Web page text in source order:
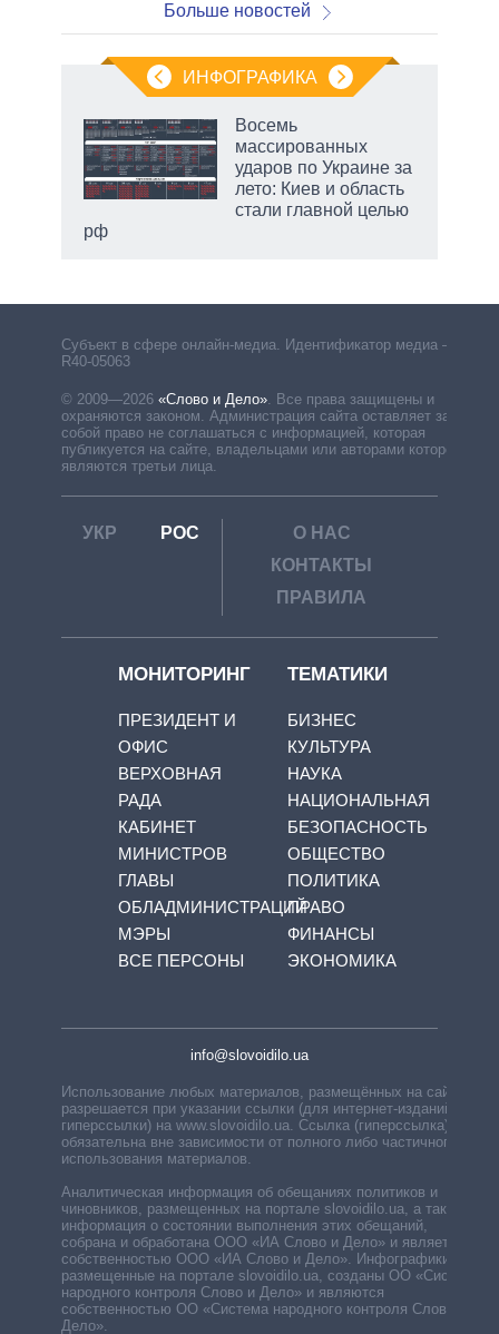
Больше новостей
ИНФОГРАФИКА
Восемь
массированных
ударов по Украине за
лето: Киев и область
стали главной целью
рф
Субъект в сфере онлайн-медиа. Идентификатор медиа –
R40-05063
© 2009—2026 «Слово и Дело». Все права защищены и
охраняются законом. Администрация сайта оставляет за
собой право не соглашаться с информацией, которая
публикуется на сайте, владельцами или авторами которой
являются третьи лица.
УКР РОС
О НАС
КОНТАКТЫ
ПРАВИЛА
МОНИТОРИНГ
ПРЕЗИДЕНТ И
ОФИС
ВЕРХОВНАЯ
РАДА
КАБИНЕТ
МИНИСТРОВ
ГЛАВЫ
ОБЛАДМИНИСТРАЦИЙ
МЭРЫ
ВСЕ ПЕРСОНЫ
ТЕМАТИКИ
БИЗНЕС
КУЛЬТУРА
НАУКА
НАЦИОНАЛЬНАЯ
БЕЗОПАСНОСТЬ
ОБЩЕСТВО
ПОЛИТИКА
ПРАВО
ФИНАНСЫ
ЭКОНОМИКА
info@slovoidilo.ua
Использование любых материалов, размещённых на сайте,
разрешается при указании ссылки (для интернет-изданий —
гиперссылки) на www.slovoidilo.ua. Ссылка (гиперссылка)
обязательна вне зависимости от полного либо частичного
использования материалов.
Аналитическая информация об обещаниях политиков и
чиновников, размещенных на портале slovoidilo.ua, а также
информация о состоянии выполнения этих обещаний,
собрана и обработана ООО «ИА Слово и Дело» и является
собственностью ООО «ИА Слово и Дело». Инфографики,
размещенные на портале slovoidilo.ua, созданы ОО «Система
народного контроля Слово и Дело» и являются
собственностью ОО «Система народного контроля Слово и
Дело».